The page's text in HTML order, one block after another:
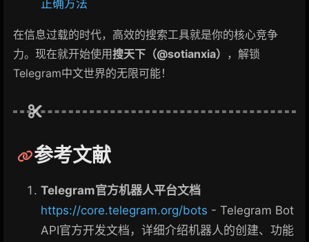
正确方法
在信息过载的时代，高效的搜索工具就是你的核心竞争
力。现在就开始使用搜天下（@sotianxia）
，解锁
Telegram中文世界的无限可能！
参考文献
Telegram官方机器人平台文档
https://core.telegram.org/bots - Telegram Bot
API官方开发文档，详细介绍机器人的创建、功能